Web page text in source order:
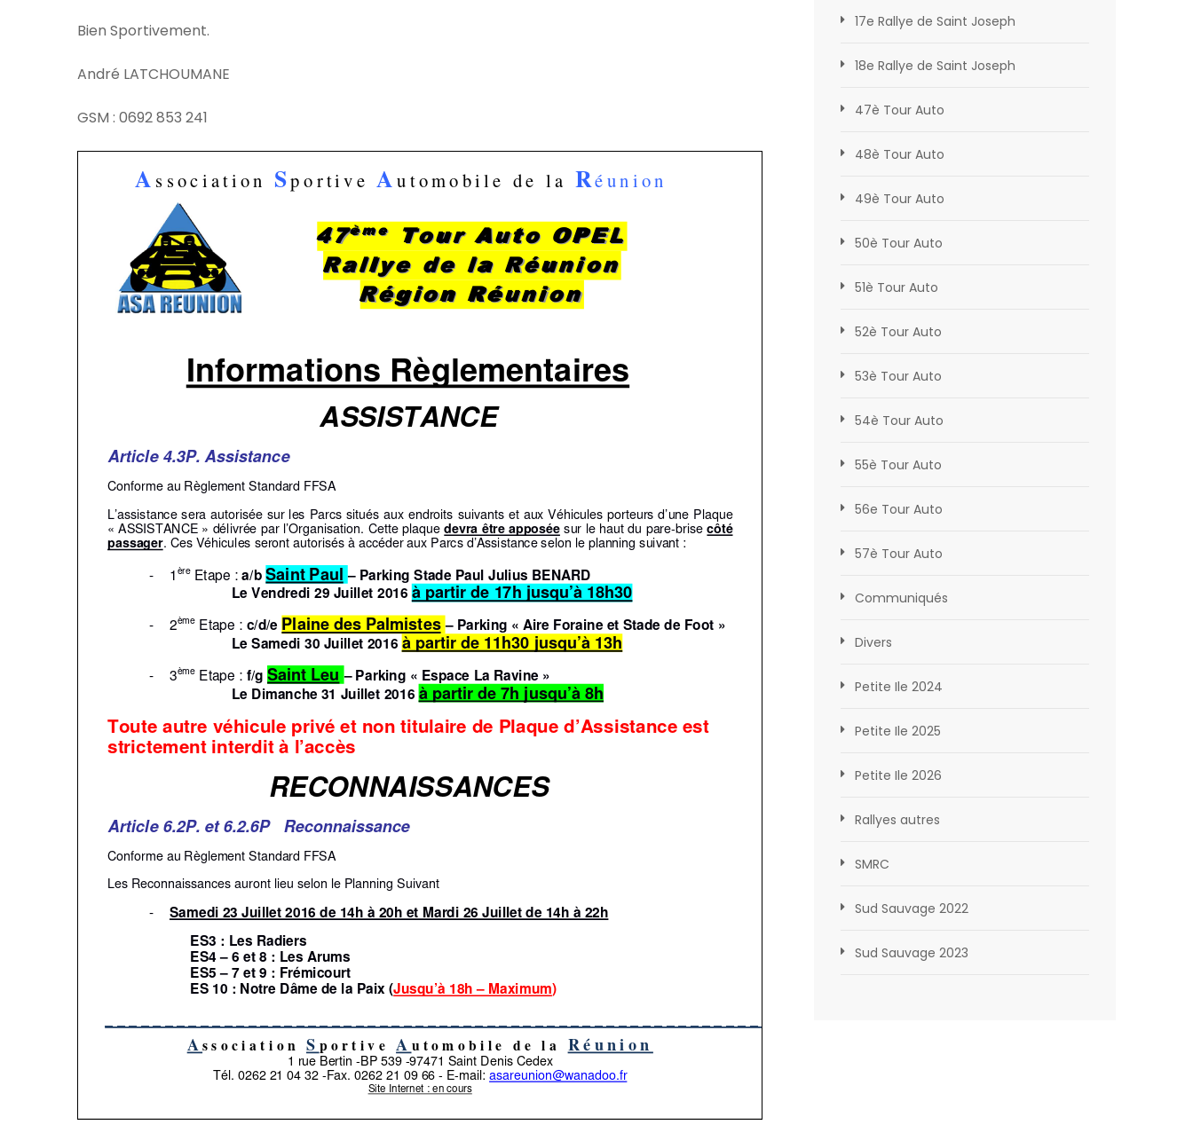
Bien Sportivement.
André LATCHOUMANE
GSM : 0692 853 241
17e Rallye de Saint Joseph
18e Rallye de Saint Joseph
47è Tour Auto
48è Tour Auto
49è Tour Auto
50è Tour Auto
51è Tour Auto
52è Tour Auto
53è Tour Auto
54è Tour Auto
55è Tour Auto
56e Tour Auto
57è Tour Auto
Communiqués
Divers
Petite Ile 2024
Petite Ile 2025
Petite Ile 2026
Rallyes autres
SMRC
Sud Sauvage 2022
Sud Sauvage 2023